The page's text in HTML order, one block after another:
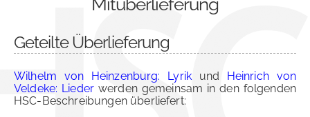
Mitüberlieferung
Geteilte Überlieferung
Wilhelm von Heinzenburg: Lyrikund Heinrich von
Veldeke: Lieder werden gemeinsam in den folgenden
HSC-Beschreibungen überliefert: